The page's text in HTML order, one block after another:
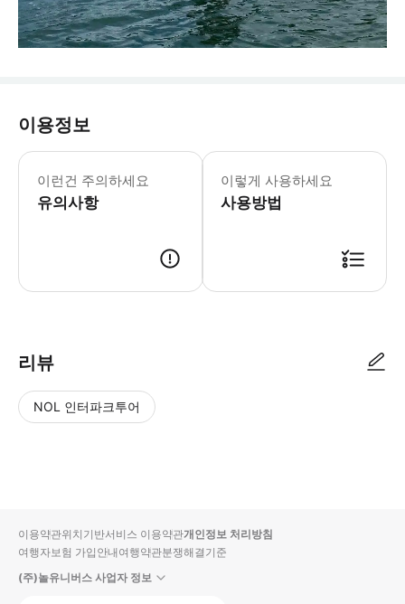
이용정보
이런건 주의하세요
유의사항
이렇게 사용하세요
사용방법
리뷰
NOL 인터파크투어
입니
다.
순
상
이용약관위치기반서비스 이용약관개인정보 처리방침
여행자보험 가입안내여행약관분쟁해결기준
(주)놀유니버스 사업자 정보